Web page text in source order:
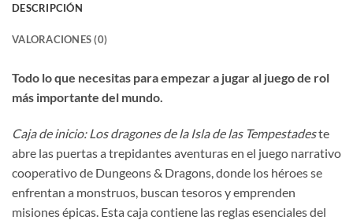
DESCRIPCIÓN
VALORACIONES (0)
Todo lo que necesitas para empezar a jugar al juego de rol
más importante del mundo.
Caja de inicio: Los dragones de la Isla de las Tempestadeste
abre las puertas a trepidantes aventuras en el juego narrativo
cooperativo de Dungeons & Dragons, donde los héroes se
enfrentan a monstruos, buscan tesoros y emprenden
misiones épicas. Esta caja contiene las reglas esenciales del